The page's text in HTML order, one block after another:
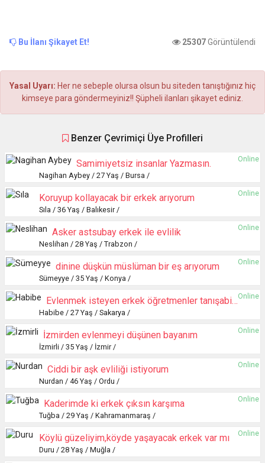
Bu İlanı Şikayet Et! 25307Görüntülendi
Yasal Uyarı: Her ne sebeple olursa olsun bu siteden tanıştığınız hiç
kimseye para göndermeyiniz!! Şüpheli ilanları şikayet ediniz.
Benzer Çevrimiçi Üye Profilleri
Online
Samimiyetsiz insanlar Yazmasın.
Nagihan Aybey / 27 Yaş / Bursa /
Online
Koruyup kollayacak bir erkek arıyorum
Sıla / 36 Yaş / Balıkesir /
Online
Asker astsubay erkek ile evlilik
Neslihan / 28 Yaş / Trabzon /
Online
dinine düşkün müslüman bir eş arıyorum
Sümeyye / 35 Yaş / Konya /
Online
Evlenmek isteyen erkek öğretmenler tanışabiliriz
Habibe / 27 Yaş / Sakarya /
Online
İzmirden evlenmeyi düşünen bayanım
İzmirli / 35 Yaş / İzmir /
Online
Ciddi bir aşk evliliği istiyorum
Nurdan / 46 Yaş / Ordu /
Online
Kaderimde ki erkek çıksın karşıma
Tuğba / 29 Yaş / Kahramanmaraş /
Online
Köylü güzeliyim,köyde yaşayacak erkek var mı
Duru / 28 Yaş / Muğla /